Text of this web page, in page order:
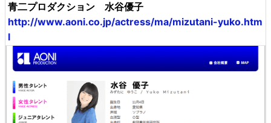
青二プロダクション 水谷優子
http://www.aoni.co.jp/actress/ma/mizutani-yuko.htm
l